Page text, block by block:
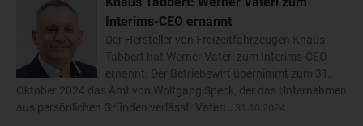
Interims-CEO ernannt
Der Hersteller von Freizeitfahrzeugen Knaus
Tabbert hat Werner Vaterl zum Interims-CEO
ernannt. Der Betriebswirt übernimmt zum 31.
Oktober 2024 das Amt von Wolfgang Speck, der das Unternehmen
aus persönlichen Gründen verlässt. Vaterl…